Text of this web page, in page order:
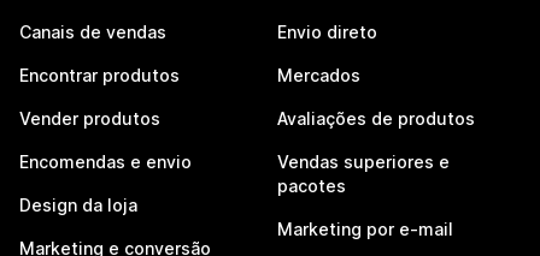
Canais de vendas
Encontrar produtos
Vender produtos
Encomendas e envio
Design da loja
Marketing e conversão
Envio direto
Mercados
Avaliações de produtos
Vendas superiores e
pacotes
Marketing por e-mail